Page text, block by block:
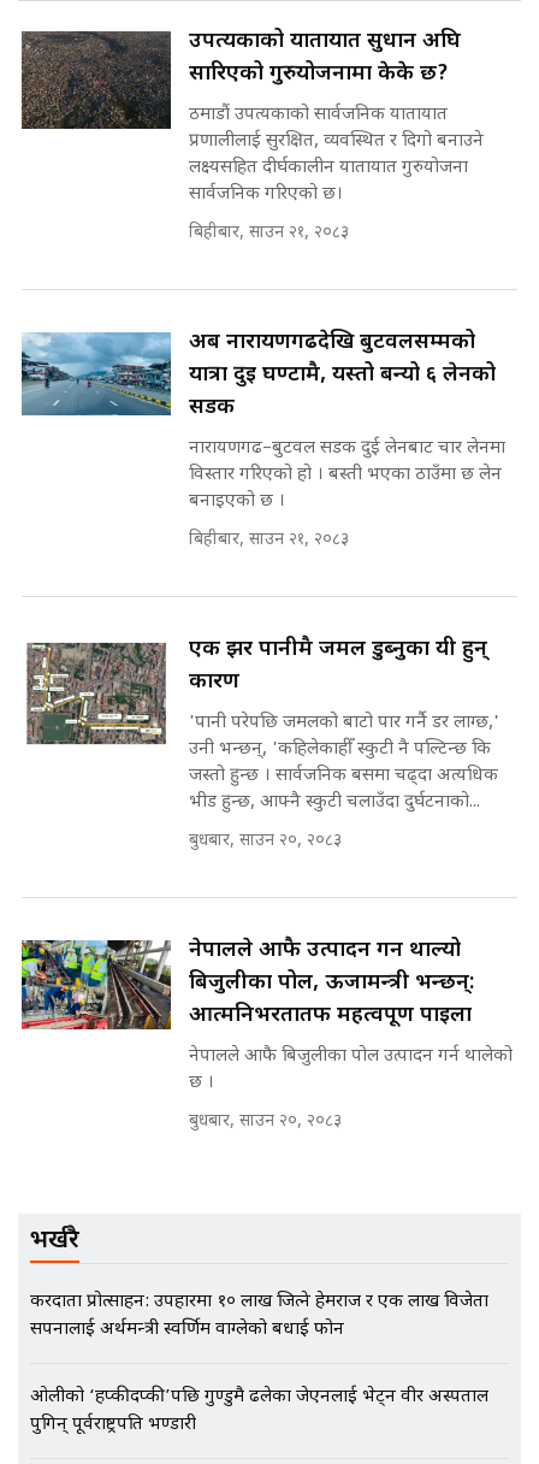
राष्ट्रिय सवालमा ९ दल एकजुट ||
Prachanda, Rabi, Gagan Stand
on the Same Page ||
SIDHAKURA ||
सहकारी पीडितसँग मन्त्री प्रतिभा रावलले
भनिन्–साथ दिनुहोस्, दबाब होइन ||
Sidhakura || Pratibha Rawal
रसुवाकाे भाङ्गे झरना | Bhange
Waterfall of Rasuwa ||
SIDHAKURA ||
कहिले बन्ला चक्रपथ ? विस्तार कार्यमा
Expansion Dilemma |
पटकपटक भावुक बने गृहमन्त्री सुदन
गुरुङ, भक्कानिए सांसदहरू ||
SIDHAKURA ||
पोप्पोको पासोः कमाउने लोभमा घरबार नै
उठिबास | The Dark Side of
'Poppo Live'-SIDHAKURA
INVESTIGATION
मन्त्री आउने बित्तिकै सुरु भएको थियो
SIDHAKURA ||
घुसको डिल गर्ने मन्त्रीकाे राजिनामा,
भूमिसुधार मन्त्रीलाई जोगाइदै ! ||
SIDHAKURA ||
७८ लाख घुस खाने मन्त्री ! जोगाउने
SIDHAKURA INVESTIGATION
अडियो | FULL AUDIO |
SIDHAKURA |
||
मन्त्रीले घुस डिल गरेको अडियो ! दुई झोला
SIDHAKURA INVESTIGATION |
EXCLUSIVE - भिजिट भिसामा सेटिङको
गोप्य अडियो र म्यासेज, गृह मन्त्रालय
उपत्यकाको यातायात सुधार्न अघि
सारिएको गुरुयोजनामा केके छ?
ठमाडौं उपत्यकाको सार्वजनिक यातायात
प्रणालीलाई सुरक्षित, व्यवस्थित र दिगो बनाउने
लक्ष्यसहित दीर्घकालीन यातायात गुरुयोजना
सार्वजनिक गरिएको छ।
बिहीबार, साउन २१, २०८३
अब नारायणगढदेखि बुटवलसम्मको
यात्रा दुई घण्टामै, यस्तो बन्यो ६ लेनको
सडक
नारायणगढ–बुटवल सडक दुई लेनबाट चार लेनमा
विस्तार गरिएको हो । बस्ती भएका ठाउँमा छ लेन
बनाइएको छ ।
बिहीबार, साउन २१, २०८३
एक झर पानीमै जमल डुब्नुका यी हुन्
कारण
'पानी परेपछि जमलको बाटो पार गर्नै डर लाग्छ,'
उनी भन्छन्, 'कहिलेकाहीँ स्कुटी नै पल्टिन्छ कि
जस्तो हुन्छ । सार्वजनिक बसमा चढ्दा अत्यधिक
भीड हुन्छ, आफ्नै स्कुटी चलाउँदा दुर्घटनाको...
बुधबार, साउन २०, २०८३
नेपालले आफै उत्पादन गर्न थाल्यो
बिजुलीका पोल, ऊर्जामन्त्री भन्छन्:
आत्मनिर्भरतातर्फ महत्वपूर्ण पाइला
नेपालले आफै बिजुलीका पोल उत्पादन गर्न थालेको
छ ।
बुधबार, साउन २०, २०८३
भर्खरै
करदाता प्रोत्साहन: उपहारमा १० लाख जित्ने हेमराज र एक लाख विजेता
सपनालाई अर्थमन्त्री स्वर्णिम वाग्लेको बधाई फोन
ओलीको ‘हप्कीदप्की’पछि गुण्डुमै ढलेका जेएनलाई भेट्न वीर अस्पताल
पुगिन् पूर्वराष्ट्रपति भण्डारी